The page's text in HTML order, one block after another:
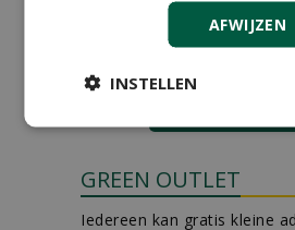
Golfbaan
GREEN OUTLET
Iedereen kan gratis kleine
AFWIJZEN
INSTELLEN